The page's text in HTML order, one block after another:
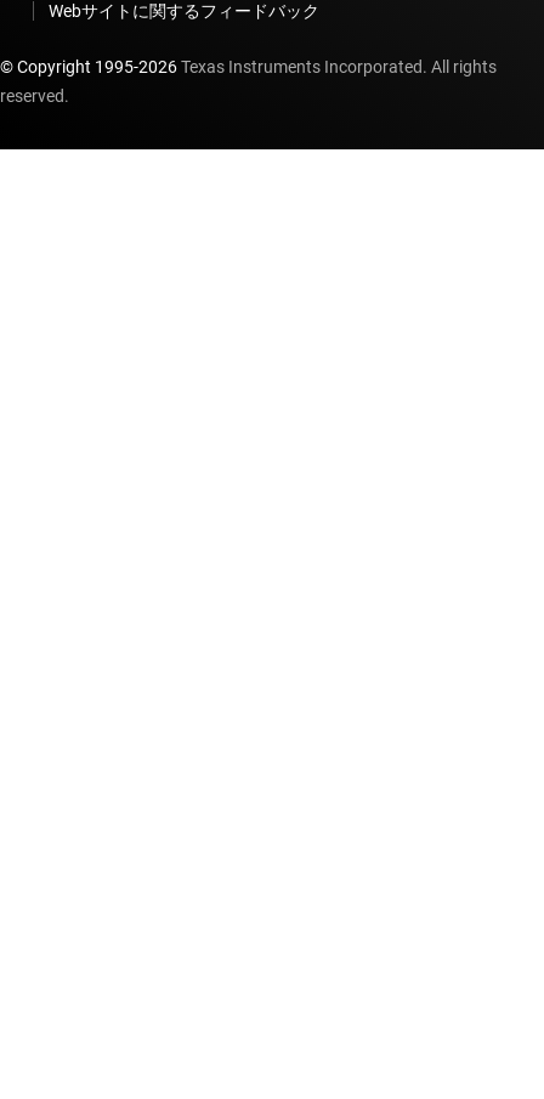
Webサイトに関するフィードバック
© Copyright 1995-2026Texas Instruments Incorporated. All rights
reserved.